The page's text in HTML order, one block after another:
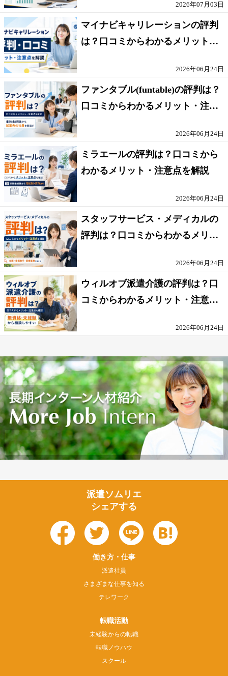
2026年07月03日
マイナビキャリレーションの評判
は？口コミからわかるメリット・
2026年06月24日
ファンタブル(funtable)の評判は？
口コミからわかるメリット・注意
2026年06月24日
ミラエールの評判は？口コミから
わかるメリット・注意点を解説
2026年06月24日
スタッフサービス・メディカルの
評判は？口コミからわかるメリッ
2026年06月24日
ウィルオブ派遣介護の評判は？口
コミからわかるメリット・注意点
2026年06月24日
派遣ソムリエ
シェアする
働き方・仕事
派遣社員
さまざまな仕事を知る
テレワーク
転職活動
未経験からの転職
転職ノウハウ
スクール